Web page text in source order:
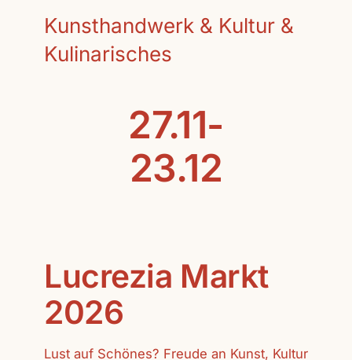
Kunsthandwerk & Kultur &
Kulinarisches
27.11-
23.12
Lucrezia Markt
2026
Lust auf Schönes? Freude an Kunst, Kultur